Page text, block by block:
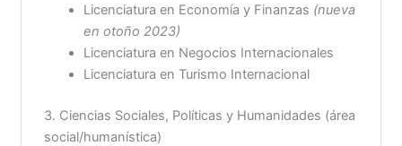
Licenciatura en Economía y Finanzas (nueva
en otoño 2023)
Licenciatura en Negocios Internacionales
Licenciatura en Turismo Internacional
3. Ciencias Sociales, Políticas y Humanidades (área
social/humanística)